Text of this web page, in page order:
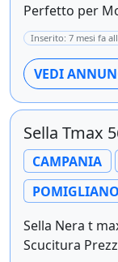
Perfetto per
Inserito: 7 mesi fa
VEDI
Sella Tmax
CAMPANIA
Sella Nera t
Scucitura